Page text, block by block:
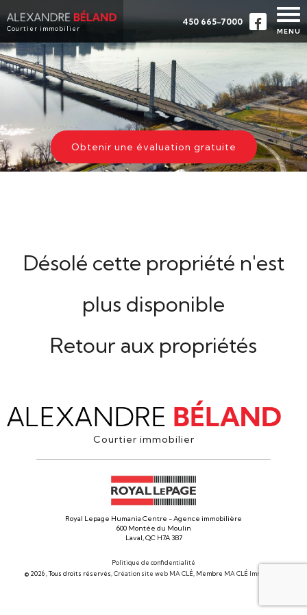
Courtier immobilier
450 665-7000
MENU
ACCUEIL
PROPRIÉTÉS
À PROPOS
ACHETER
ÉVALUATION
Obtenir une évaluation gratuite
Désolé cette propriété n'est
plus disponible
Retour aux propriétés
Courtier immobilier
Royal Lepage Humania Centre - Agence immobilière
600 Montée du Moulin
Laval, QC H7A 3B7
Politique de confidentialité
© 2026 , Tous droits réservés,Création site web MA CLÉ, Membre MA CLÉ Immobilier